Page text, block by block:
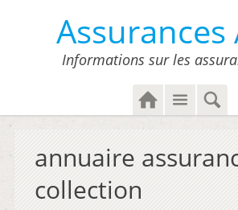
Assurances
Informations sur les
H
o
e
M
u
S
e
r
c
annuaire
collection